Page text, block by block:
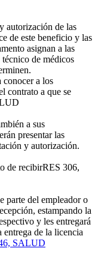
autorización de las
de este beneficio y las
asignan a las
de médicos
a los
contrato a que se
a sus
presentar las
y autorización.
de recibirRES 306,
parte del empleador o
estampando la
y les entregará
entrega de la licencia
SALUD